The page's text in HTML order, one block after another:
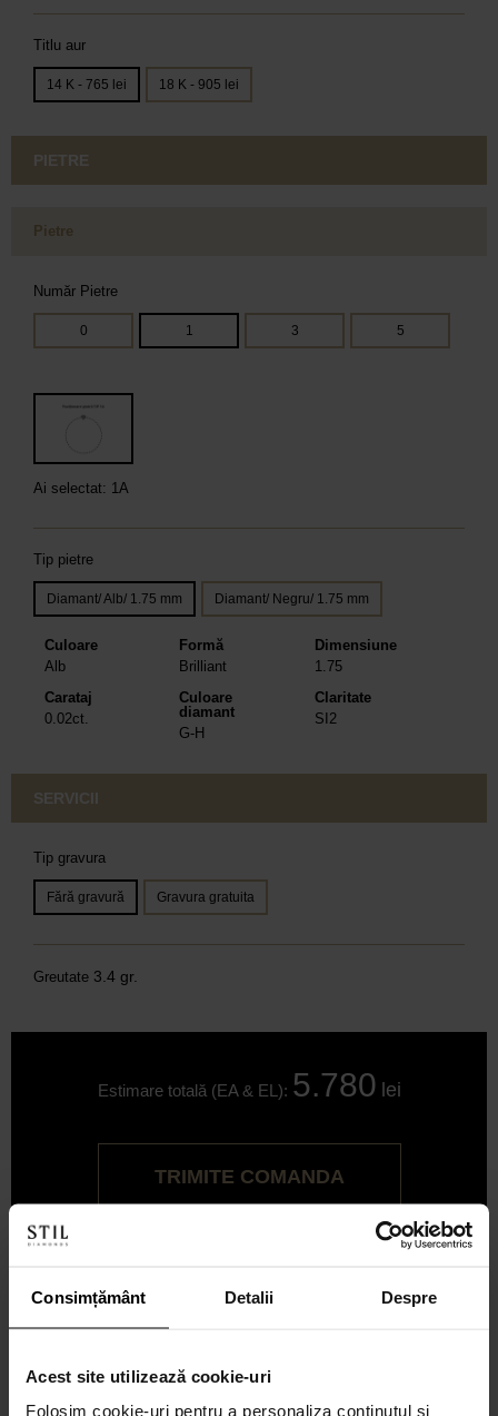
Consimțământ Detalii Despre
Acest site utilizează cookie-uri
Folosim cookie-uri pentru a personaliza conținutul și
Titlu aur
14 K - 765 lei 18 K - 905 lei
PIETRE
Pietre
Număr Pietre
0 1 3 5
Ai selectat: 1A
Tip pietre
Diamant/ Alb/ 1.75 mm Diamant/ Negru/ 1.75 mm
Culoare
Alb
Formă
Brilliant
Dimensiune
1.75
Carataj
0.02ct.
Culoare
diamant
G-H
Claritate
SI2
SERVICII
Tip gravura
Fără gravură Gravura gratuita
Greutate 3.4 gr.
Estimare totală (EA & EL): 5.780 lei
TRIMITE COMANDA